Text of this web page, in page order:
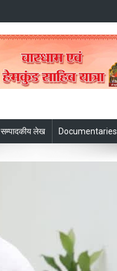
सम्पादकीय लेख Documentaries